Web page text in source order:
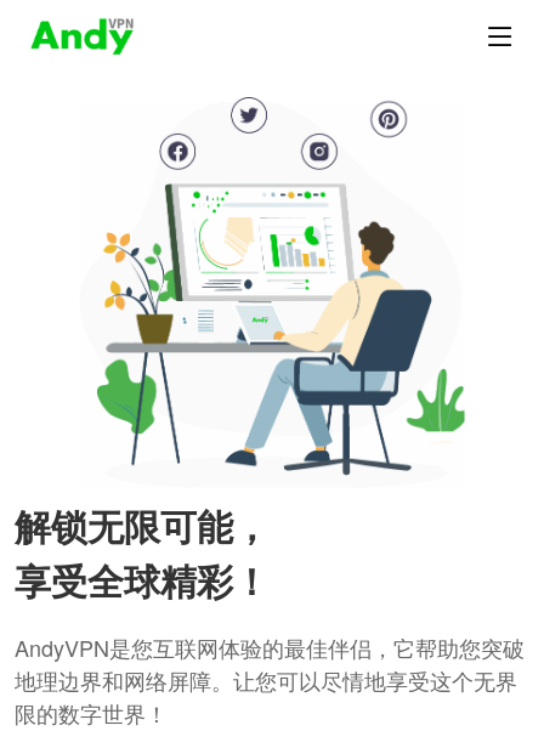
解锁无限可能，
享受全球精彩！
AndyVPN是您互联网体验的最佳伴侣，它帮助您突破
地理边界和网络屏障。让您可以尽情地享受这个无界
限的数字世界！